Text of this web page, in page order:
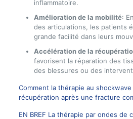
inflammatoire.
Amélioration de la mobilité:
des articulations, les patients
grande facilité dans leurs
Accélération de la
favorisent la réparation des
des blessures ou des
Comment la thérapie au
récupération après une fracture
EN BREF La thérapie par ondes de